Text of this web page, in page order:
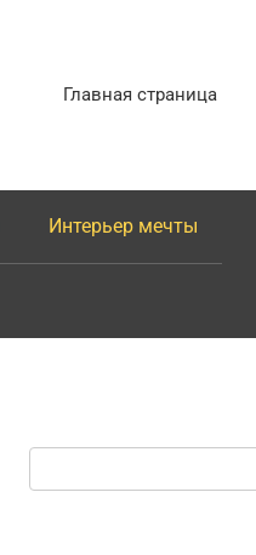
Главная страница
Интерьер мечты